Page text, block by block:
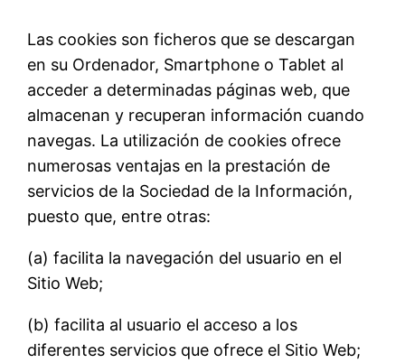
Las cookies son ficheros que se descargan
en su Ordenador, Smartphone o Tablet al
acceder a determinadas páginas web, que
almacenan y recuperan información cuando
navegas. La utilización de cookies ofrece
numerosas ventajas en la prestación de
servicios de la Sociedad de la Información,
puesto que, entre otras:
(a) facilita la navegación del usuario en el
Sitio Web;
(b) facilita al usuario el acceso a los
diferentes servicios que ofrece el Sitio Web;